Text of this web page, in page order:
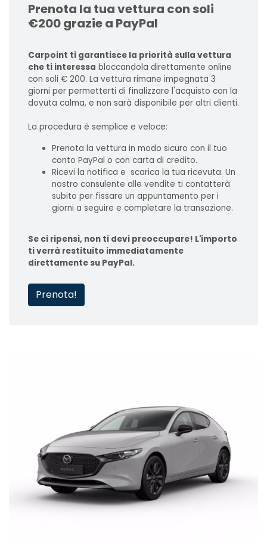
Prenota la tua vettura con soli
€200 grazie a PayPal
Carpoint ti garantisce la priorità sulla vettura
che ti interessa bloccandola direttamente online
con soli € 200. La vettura rimane impegnata 3
giorni per permetterti di finalizzare l'acquisto con la
dovuta calma, e non sarà disponibile per altri clienti.
La procedura è semplice e veloce:
Prenota la vettura in modo sicuro con il tuo
conto PayPal o con carta di credito.
Ricevi la notifica e scarica la tua ricevuta. Un
nostro consulente alle vendite ti contatterà
subito per fissare un appuntamento per i
giorni a seguire e completare la transazione.
Se ci ripensi, non ti devi preoccupare! L'importo
ti verrà restituito immediatamente
direttamente su PayPal.
Prenota!